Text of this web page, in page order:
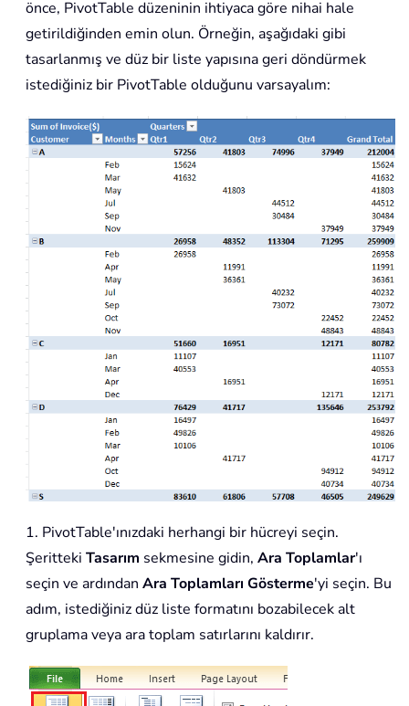
önce, PivotTable düzeninin ihtiyaca göre nihai hale
getirildiğinden emin olun. Örneğin, aşağıdaki gibi
tasarlanmış ve düz bir liste yapısına geri döndürmek
istediğiniz bir PivotTable olduğunu varsayalım:
1. PivotTable'ınızdaki herhangi bir hücreyi seçin.
Şeritteki Tasarım sekmesine gidin, Ara Toplamlar'ı
seçin ve ardından Ara Toplamları Gösterme'yi seçin. Bu
adım, istediğiniz düz liste formatını bozabilecek alt
gruplama veya ara toplam satırlarını kaldırır.